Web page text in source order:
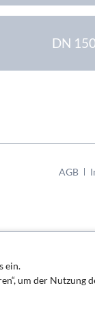
ein.
um der Nutzung
DN
AGB